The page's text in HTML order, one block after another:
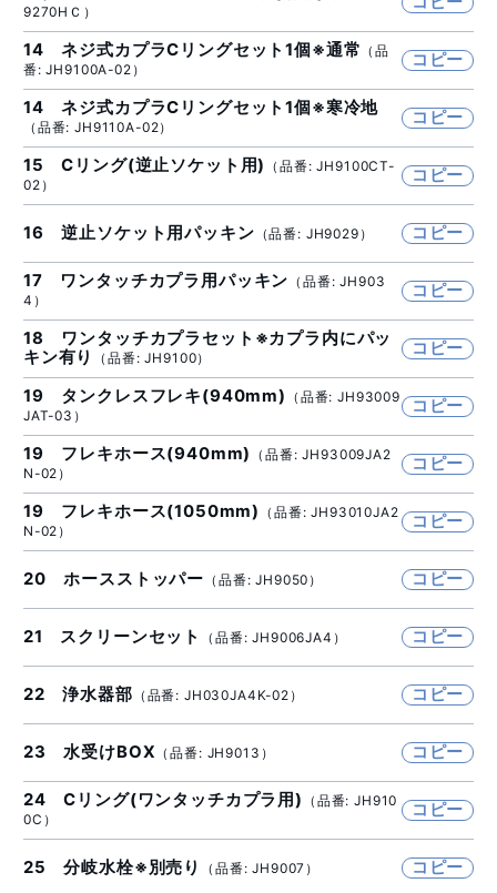
9270HＣ）
14 ネジ式カプラCリングセット1個※通常 （品
番: JH9100A-02）
コピー
14 ネジ式カプラCリングセット1個※寒冷地
（品番: JH9110A-02） コピー
15 Cリング(逆止ソケット用) （品番: JH9100CT-
02）
コピー
16 逆止ソケット用パッキン （品番: JH9029） コピー
17 ワンタッチカプラ用パッキン （品番: JH903
4）
コピー
18 ワンタッチカプラセット※カプラ内にパッ
キン有り
（品番: JH9100） コピー
19 タンクレスフレキ(940mm) （品番: JH93009
JAT-03）
コピー
19 フレキホース(940mm) （品番: JH93009JA2
N-02）
コピー
19 フレキホース(1050mm) （品番: JH93010JA2
N-02）
コピー
20 ホースストッパー （品番: JH9050） コピー
21 スクリーンセット （品番: JH9006JA4） コピー
22 浄水器部 （品番: JH030JA4K-02） コピー
23 水受けBOX （品番: JH9013） コピー
24 Cリング(ワンタッチカプラ用) （品番: JH910
0C）
コピー
25 分岐水栓※別売り （品番: JH9007） コピー